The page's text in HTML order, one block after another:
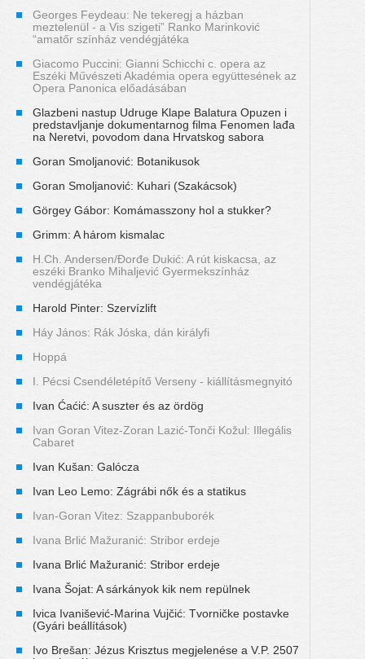
Georges Feydeau: Ne tekeregj a házban
meztelenül - a Vis szigeti” Ranko Marinković
“amatőr színház vendégjátéka
Giacomo Puccini: Gianni Schicchi c. opera az
Eszéki Művészeti Akadémia opera együttesének az
Opera Panonica előadásában
Glazbeni nastup Udruge Klape Balatura Opuzen i
predstavljanje dokumentarnog filma Fenomen lađa
na Neretvi, povodom dana Hrvatskog sabora
Goran Smoljanović: Botanikusok
Goran Smoljanović: Kuhari (Szakácsok)
Görgey Gábor: Komámasszony hol a stukker?
Grimm: A három kismalac
H.Ch. Andersen/Đorđe Dukić: A rút kiskacsa, az
eszéki Branko Mihaljević Gyermekszínház
vendégjátéka
Harold Pinter: Szervízlift
Háy János: Rák Jóska, dán királyfi
Hoppá
I. Pécsi Csendéletépítő Verseny - kiállításmegnyitó
Ivan Ćaćić: A suszter és az ördög
Ivan Goran Vitez-Zoran Lazić-Tonči Kožul: Illegális
Cabaret
Ivan Kušan: Galócza
Ivan Leo Lemo: Zágrábi nők és a statikus
Ivan-Goran Vitez: Szappanbuborék
Ivana Brlić Mažuranić: Stribor erdeje
Ivana Brlić Mažuranić: Stribor erdeje
Ivana Šojat: A sárkányok kik nem repülnek
Ivica Ivanišević-Marina Vujčić: Tvorničke postavke
(Gyári beállítások)
Ivo Brešan: Jézus Krisztus megjelenése a V.P. 2507